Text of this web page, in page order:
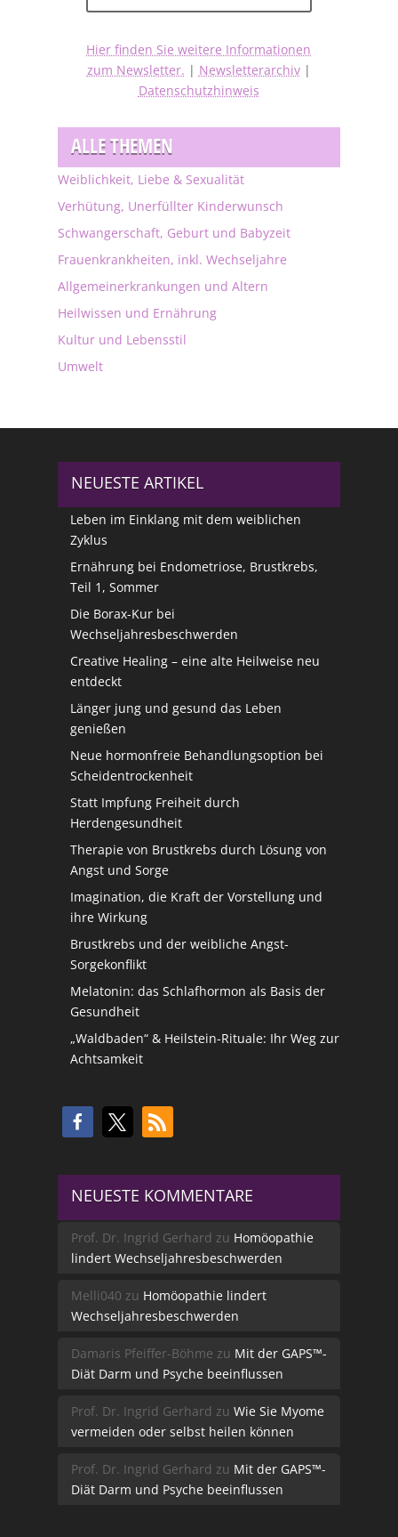
Hier finden Sie weitere Informationen
zum Newsletter. | Newsletterarchiv|
Datenschutzhinweis
ALLE THEMEN
Weiblichkeit, Liebe & Sexualität
Verhütung, Unerfüllter Kinderwunsch
Schwangerschaft, Geburt und Babyzeit
Frauenkrankheiten, inkl. Wechseljahre
Allgemeinerkrankungen und Altern
Heilwissen und Ernährung
Kultur und Lebensstil
Umwelt
NEUESTE ARTIKEL
Leben im Einklang mit dem weiblichen
Zyklus
Ernährung bei Endometriose, Brustkrebs,
Teil 1, Sommer
Die Borax-Kur bei
Wechseljahresbeschwerden
Creative Healing – eine alte Heilweise neu
entdeckt
Länger jung und gesund das Leben
genießen
Neue hormonfreie Behandlungsoption bei
Scheidentrockenheit
Statt Impfung Freiheit durch
Herdengesundheit
Therapie von Brustkrebs durch Lösung von
Angst und Sorge
Imagination, die Kraft der Vorstellung und
ihre Wirkung
Brustkrebs und der weibliche Angst-
Sorgekonflikt
Melatonin: das Schlafhormon als Basis der
Gesundheit
„Waldbaden“ & Heilstein-Rituale: Ihr Weg zur
Achtsamkeit
NEUESTE KOMMENTARE
Prof. Dr. Ingrid Gerhard zu Homöopathie
lindert Wechseljahresbeschwerden
Melli040 zu Homöopathie lindert
Wechseljahresbeschwerden
Damaris Pfeiffer-Böhme zu Mit der GAPS™-
Diät Darm und Psyche beeinflussen
Prof. Dr. Ingrid Gerhard zu Wie Sie Myome
vermeiden oder selbst heilen können
Prof. Dr. Ingrid Gerhard zu Mit der GAPS™-
Diät Darm und Psyche beeinflussen